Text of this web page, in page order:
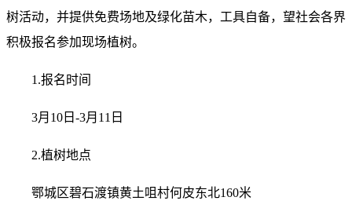
树活动，并提供免费场地及绿化苗木，工具自备，望社会各界
积极报名参加现场植树。
1.报名时间
3月10日-3月11日
2.植树地点
鄂城区碧石渡镇黄土咀村何皮东北160米